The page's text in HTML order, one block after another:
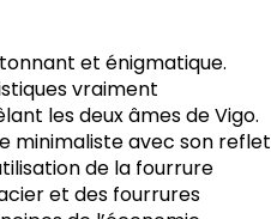
et énigmatique.
vraiment
les deux âmes de Vigo.
minimaliste avec son reflet
de la fourrure
et des fourrures